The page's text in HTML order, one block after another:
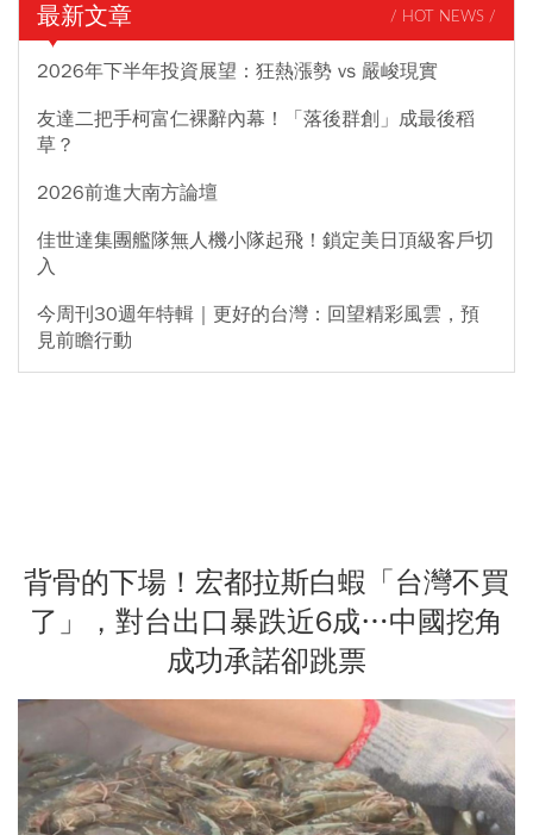
最新文章 / HOT NEWS /
2026年下半年投資展望：狂熱漲勢 vs 嚴峻現實
友達二把手柯富仁裸辭內幕！「落後群創」成最後稻
草？
2026前進大南方論壇
佳世達集團艦隊無人機小隊起飛！鎖定美日頂級客戶切
入
今周刊30週年特輯｜更好的台灣：回望精彩風雲，預
見前瞻行動
背骨的下場！宏都拉斯白蝦「台灣不買
了」，對台出口暴跌近6成…中國挖角
成功承諾卻跳票